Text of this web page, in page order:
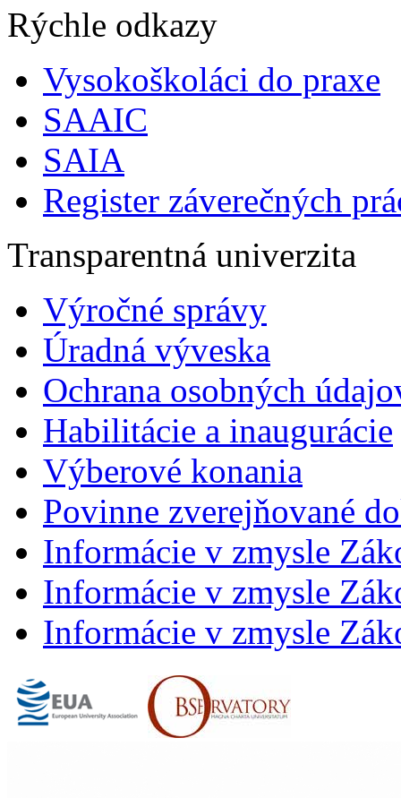
Rýchle odkazy
Vysokoškoláci do praxe
SAAIC
SAIA
Register záverečných
Transparentná univerzita
Výročné správy
Úradná výveska
Ochrana osobných
Habilitácie a inaugurácie
Výberové konania
Povinne zverejňované
Informácie v zmysle
Informácie v zmysle
Informácie v zmysle